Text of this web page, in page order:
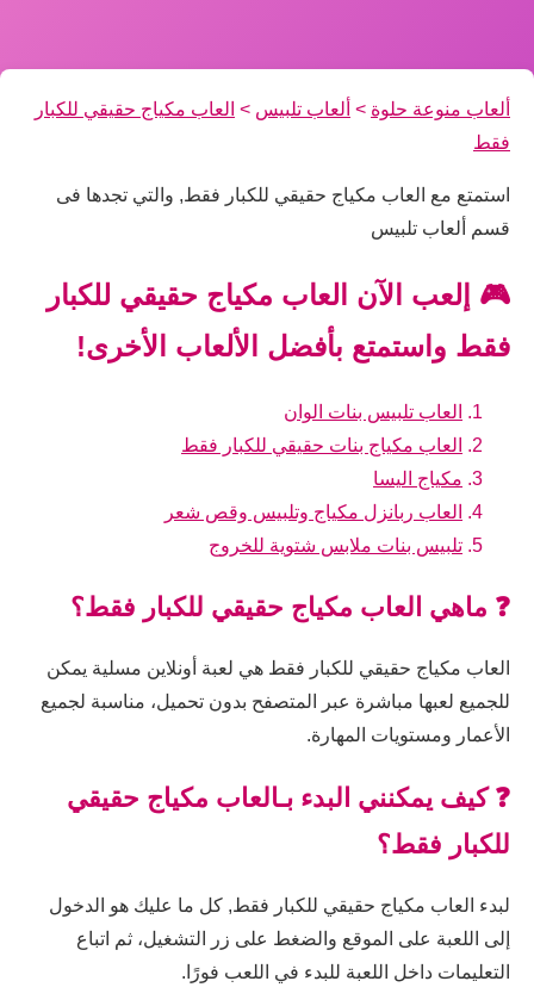
ألعاب منوعة حلوة > ألعاب تلبيس > العاب مكياج حقيقي للكبار
فقط
استمتع مع العاب مكياج حقيقي للكبار فقط, والتي تجدها فى
قسم ألعاب تلبيس
🎮 إلعب الآن العاب مكياج حقيقي للكبار
فقط واستمتع بأفضل الألعاب الأخرى!
العاب تلبيس بنات الوان
العاب مكياج بنات حقيقي للكبار فقط
مكياج اليسا
العاب ربانزل مكياج وتلبيس وقص شعر
تلبيس بنات ملابس شتوية للخروج
❓ ماهي العاب مكياج حقيقي للكبار فقط؟
العاب مكياج حقيقي للكبار فقط هي لعبة أونلاين مسلية يمكن
للجميع لعبها مباشرة عبر المتصفح بدون تحميل، مناسبة لجميع
الأعمار ومستويات المهارة.
❓ كيف يمكنني البدء بـالعاب مكياج حقيقي
للكبار فقط؟
لبدء العاب مكياج حقيقي للكبار فقط, كل ما عليك هو الدخول
إلى اللعبة على الموقع والضغط على زر التشغيل، ثم اتباع
التعليمات داخل اللعبة للبدء في اللعب فورًا.